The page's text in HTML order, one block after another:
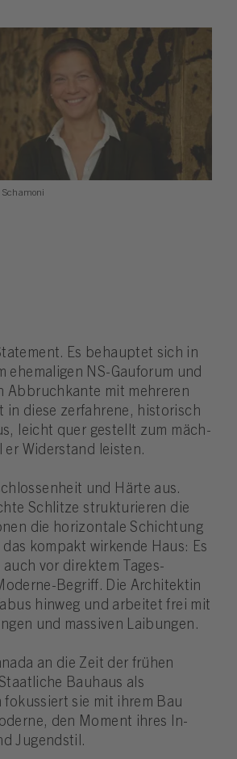
Es behauptet sich in
ehe­ma­ligen NS-Gau­forum und
Abbruch­kante mit meh­reren
in diese zer­fah­rene, his­to­risch
leicht quer gestellt zum mäch­
er Widerstand leisten.
und Härte aus.
Schlitze struk­tu­rieren die
die hori­zon­tale Schich­tung
kompakt wir­kende Haus: Es
vor direktem Tages­
­Be­griff. Die Architektin
hinweg und arbeitet frei mit
und mas­siven Lai­bungen.
an die Zeit der frühen
Bauhaus als
sie mit ihrem Bau
den Moment ihres In-
Jugend­stil.